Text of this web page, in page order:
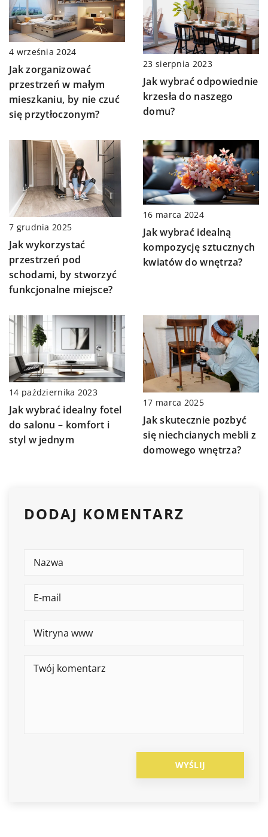
4 września 2024
Jak zorganizować
przestrzeń w małym
mieszkaniu, by nie czuć
się przytłoczonym?
23 sierpnia 2023
Jak wybrać odpowiednie
krzesła do naszego
domu?
7 grudnia 2025
Jak wykorzystać
przestrzeń pod
schodami, by stworzyć
funkcjonalne miejsce?
16 marca 2024
Jak wybrać idealną
kompozycję sztucznych
kwiatów do wnętrza?
14 października 2023
Jak wybrać idealny fotel
do salonu – komfort i
styl w jednym
17 marca 2025
Jak skutecznie pozbyć
się niechcianych mebli z
domowego wnętrza?
DODAJ KOMENTARZ